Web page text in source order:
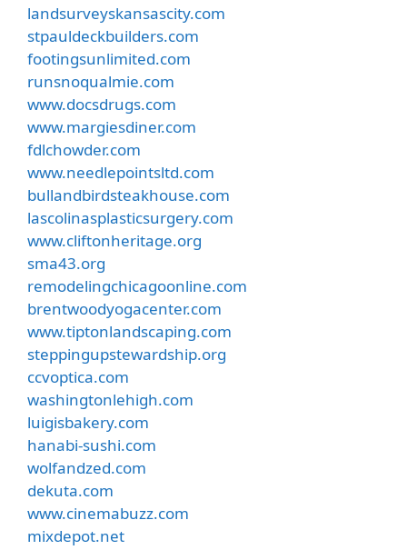
landsurveyskansascity.com
stpauldeckbuilders.com
footingsunlimited.com
runsnoqualmie.com
www.docsdrugs.com
www.margiesdiner.com
fdlchowder.com
www.needlepointsltd.com
bullandbirdsteakhouse.com
lascolinasplasticsurgery.com
www.cliftonheritage.org
sma43.org
remodelingchicagoonline.com
brentwoodyogacenter.com
www.tiptonlandscaping.com
steppingupstewardship.org
ccvoptica.com
washingtonlehigh.com
luigisbakery.com
hanabi-sushi.com
wolfandzed.com
dekuta.com
www.cinemabuzz.com
mixdepot.net